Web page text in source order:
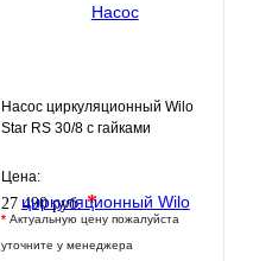
Насос циркуляционный Wilo
Star RS 30/8 с гайками
Цена:
27 490 руб.*
* Актуальную цену пожалуйста
уточните у менеджера